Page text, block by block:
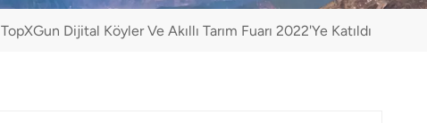
Türkçe
TopXGun Dijital Köyler Ve Akıllı Tarım Fuarı 2022'ye Katıldı